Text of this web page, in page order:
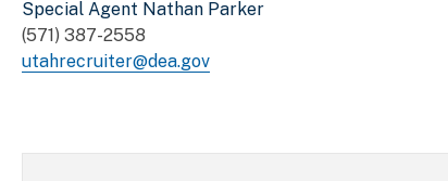
Special Agent Nathan Parker
(571) 387-2558
utahrecruiter@dea.gov